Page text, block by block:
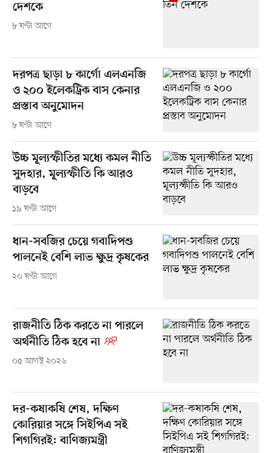
দেশকে
৮ ঘণ্টা আগে
দরপত্র ছাড়া ৮ কার্গো এলএনজি
ও ২০০ ইলেকট্রিক বাস কেনার
প্রস্তাব অনুমোদন
৮ ঘণ্টা আগে
উচ্চ মূল্যস্ফীতির মধ্যে কমল নীতি
সুদহার, মূল্যস্ফীতি কি আরও
বাড়বে
১৯ ঘণ্টা আগে
ধান-সবজির চেয়ে গবাদিপশু
পালনেই বেশি লাভ ক্ষুদ্র কৃষকের
২০ ঘণ্টা আগে
রাজনীতি ঠিক করতে না পারলে
অর্থনীতি ঠিক হবে না
০৫ আগস্ট ২০২৬
দর-কষাকষি শেষ, দক্ষিণ
কোরিয়ার সঙ্গে সিইপিএ সই
শিগগিরই: বাণিজ্যমন্ত্রী